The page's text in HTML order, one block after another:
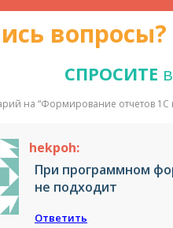
вопросы?
СПРОСИТЕ
на “Формирование отчетов
hekpoh:
При программном
не подходит
Ответить